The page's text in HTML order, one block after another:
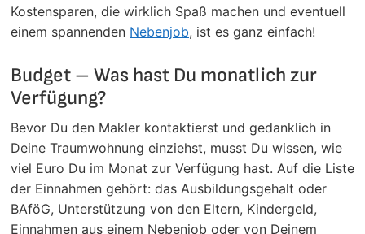
Kostensparen, die wirklich Spaß machen und eventuell
einem spannenden Nebenjob, ist es ganz einfach!
Budget – Was hast Du monatlich zur
Verfügung?
Bevor Du den Makler kontaktierst und gedanklich in
Deine Traumwohnung einziehst, musst Du wissen, wie
viel Euro Du im Monat zur Verfügung hast. Auf die Liste
der Einnahmen gehört: das Ausbildungsgehalt oder
BAföG, Unterstützung von den Eltern, Kindergeld,
Einnahmen aus einem Nebenjob oder von Deinem